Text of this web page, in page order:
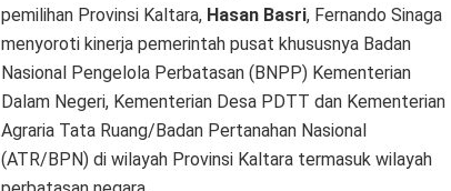
pemilihan Provinsi Kaltara, Hasan Basri, Fernando Sinaga
menyoroti kinerja pemerintah pusat khususnya Badan
Nasional Pengelola Perbatasan (BNPP) Kementerian
Dalam Negeri, Kementerian Desa PDTT dan Kementerian
Agraria Tata Ruang/Badan Pertanahan Nasional
(ATR/BPN) di wilayah Provinsi Kaltara termasuk wilayah